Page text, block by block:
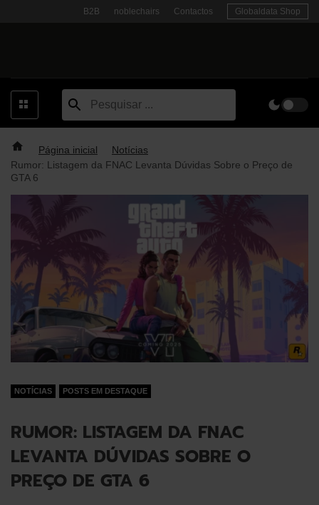
B2B noblechairs Contactos Globaldata Shop
Página inicial
Notícias
Rumor: Listagem da FNAC Levanta Dúvidas Sobre o Preço de
GTA 6
NOTÍCIAS POSTS EM DESTAQUE
RUMOR: LISTAGEM DA FNAC
LEVANTA DÚVIDAS SOBRE O
PREÇO DE GTA 6